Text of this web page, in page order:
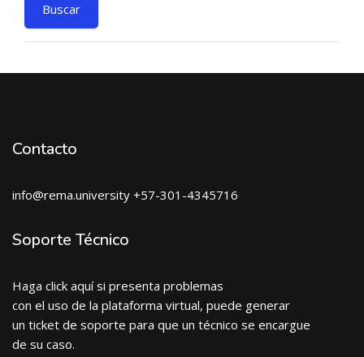
Contacto
info@rema.university +57-301-4345716
Soporte Técnico
Haga click aquí si presenta problemas
con el uso de la plataforma virtual, puede generar
un ticket de soporte para que un técnico se encargue
de su caso.